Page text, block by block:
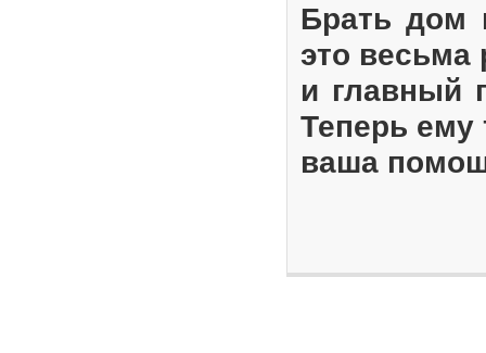
Брать дом
это весьма
и главный
Теперь ему
ваша